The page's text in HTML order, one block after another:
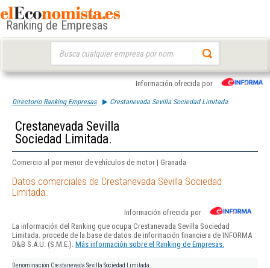
Ranking de Empresas
Información ofrecida por
Directorio Ranking Empresas Crestanevada Sevilla Sociedad Limitada.
Crestanevada Sevilla
Sociedad Limitada.
Comercio al por menor de vehículos de motor | Granada
Datos comerciales de Crestanevada Sevilla Sociedad
Limitada.
Información ofrecida por
La información del Ranking que ocupa Crestanevada Sevilla Sociedad
Limitada. procede de la base de datos de información financiera de INFORMA
D&B S.A.U. (S.M.E.). Más información sobre el Ranking de Empresas.
Denominación Crestanevada Sevilla Sociedad Limitada.